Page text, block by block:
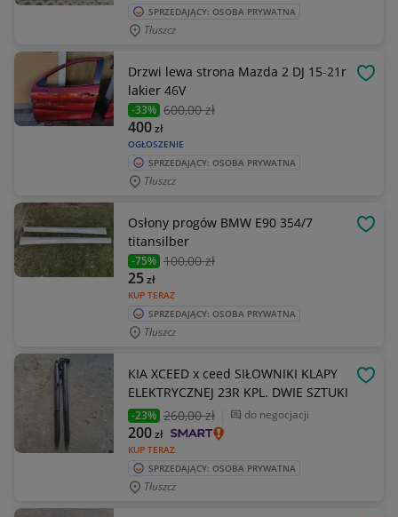
SPRZEDAJĄCY: OSOBA PRYWATNA
Tłuszcz
Drzwi lewa strona Mazda 2 DJ 15-21r
lakier 46V
-33% 600,00 zł
OGŁOSZENIE
400zł
SPRZEDAJĄCY: OSOBA PRYWATNA
Tłuszcz
Osłony progów BMW E90 354/7
titansilber
-75% 100,00 zł
KUP TERAZ
25zł
SPRZEDAJĄCY: OSOBA PRYWATNA
Tłuszcz
KIA XCEED x ceed SIŁOWNIKI KLAPY
ELEKTRYCZNEJ 23R KPL. DWIE SZTUKI
-23% 260,00 zł do negocjacji
KUP TERAZ
200zł
SPRZEDAJĄCY: OSOBA PRYWATNA
Tłuszcz